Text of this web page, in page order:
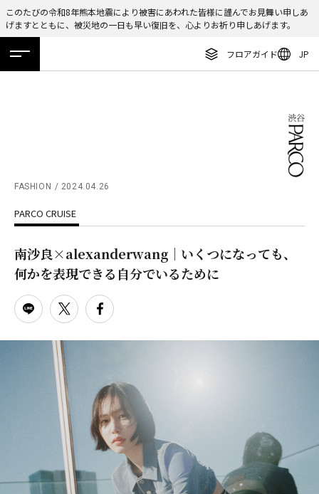
このたびの令和8年熊本地震により被害にあわれた皆様に謹んでお見舞い申しあ
げますとともに、被災地の一日も早い復旧を、心よりお祈り申しあげます。
フロアガイド JP
ホーム 特集 ニュース イベント アクセス
ニュース
特集
TAX FREE
DELIVERY SERVICES
PARCOメンバーズ
オンラインストア
リクルート
ENGLISH
繁体字
日本語
FASHION 2024.04.26
PARCO CRUISE
南沙良×alexanderwang｜いくつになっても、
何かを表現できる自分でいるために